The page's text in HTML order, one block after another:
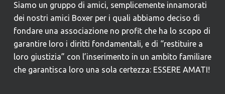
Siamo un gruppo di amici, semplicemente innamorati
dei nostri amici Boxer per i quali abbiamo deciso di
fondare una associazione no profit che ha lo scopo di
garantire loro i diritti fondamentali, e di “restituire a
loro giustizia” con l’inserimento in un ambito familiare
che garantisca loro una sola certezza: ESSERE AMATI!